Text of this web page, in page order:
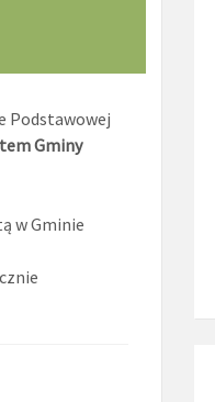
Podstawowej
Gminy
w Gminie